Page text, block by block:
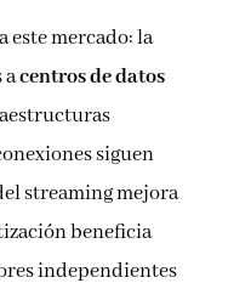
este mercado: la
acentros de datos
siguen
streaming mejora
beneficia
independientes